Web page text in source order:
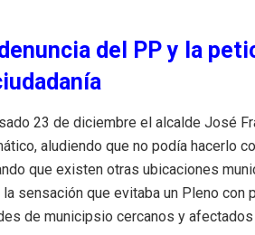
del PP y la
23 de diciembre el alcalde José
aludiendo que no podía hacerlo
que existen otras ubicaciones
la sensación que evitaba un Pleno
de municipsio cercanos y